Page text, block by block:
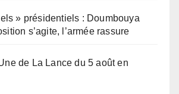
» présidentiels : Doumbouya
s’agite, l’armée rassure
de La Lance du 5 août en